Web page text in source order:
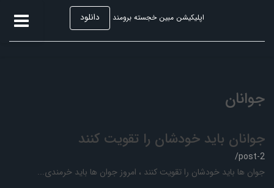
اپلیکیشن مبین خجسته برومند دانلود
جوانان
جوانان باید خودشان را تقویت کنند
/post-2
جوان ها باید خودشان را تقویت کنند ، امروز جوان ها باید خرمندی...